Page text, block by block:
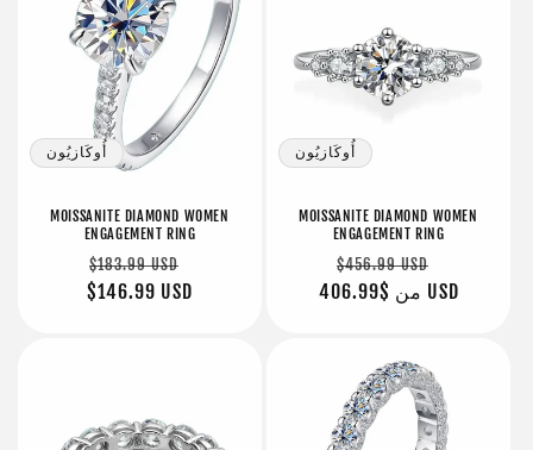
أُوكَازيُون
MOISSANITE DIAMOND WOMEN
ENGAGEMENT RING
سعر
عادي
$183.99 USD
البيع$146.99 USD
أُوكَازيُون
MOISSANITE DIAMOND WOMEN
ENGAGEMENT RING
سعر
عادي
$456.99 USD
البيع
من $406.99 USD